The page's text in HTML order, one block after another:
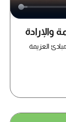
العزيمة